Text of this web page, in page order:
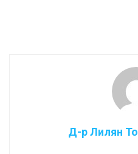
Д-р Лилян